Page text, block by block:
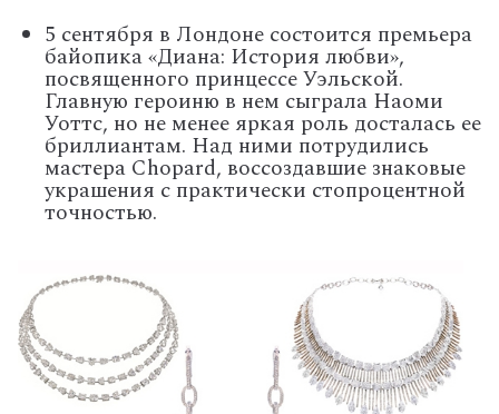
5 сентября в Лондоне состоится премьера
байопика «Диана: История любви»,
посвященного принцессе Уэльской.
Главную героиню в нем сыграла Наоми
Уоттс, но не менее яркая роль досталась ее
бриллиантам. Над ними потрудились
мастера Chopard, воссоздавшие знаковые
украшения с практически стопроцентной
точностью.